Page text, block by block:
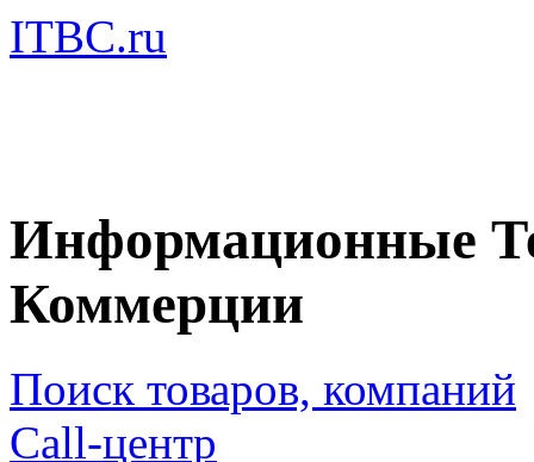
ITBC.ru
Информационные
Коммерции
Поиск товаров, компаний
Call-центр